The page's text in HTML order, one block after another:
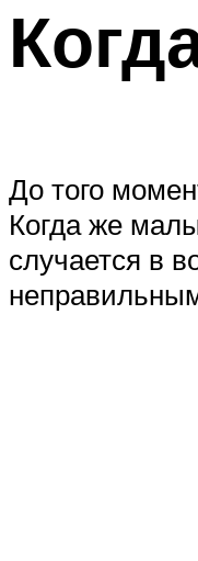
До того
Когда же
случается в